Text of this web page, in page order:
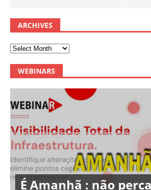
ARCHIVES
WEBINARS
É Amanhã : não